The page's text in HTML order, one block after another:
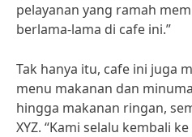
pelayanan yang ramah
berlama-lama di cafe ini.”
Tak hanya itu, cafe ini juga
menu makanan dan
hingga makanan ringan,
XYZ. “Kami selalu kembali